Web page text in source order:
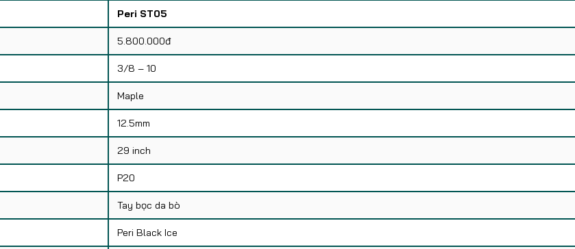
Peri ST05
5.800.000đ
3/8 – 10
Maple
12.5mm
29 inch
P20
Tay bọc da bò
Peri Black Ice